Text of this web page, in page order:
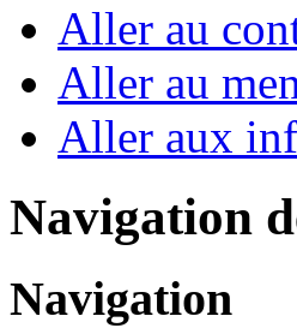
Aller au
Aller au
Aller aux
Navigation
Navigation